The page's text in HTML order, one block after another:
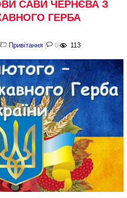
САВИ ЧЕРНЄВА З
ГЕРБА
| Привітання | 0| 113